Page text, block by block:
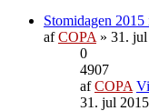
Stomidagen
afCOPA » 31.
0
4907
afCOPA
31. jul